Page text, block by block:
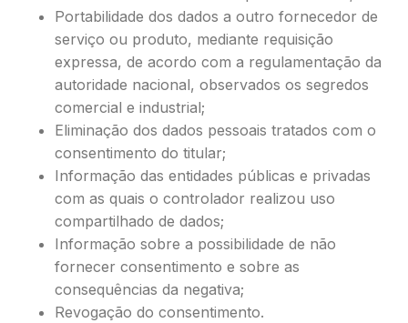
Portabilidade dos dados a outro fornecedor de
serviço ou produto, mediante requisição
expressa, de acordo com a regulamentação da
autoridade nacional, observados os segredos
comercial e industrial;
Eliminação dos dados pessoais tratados com o
consentimento do titular;
Informação das entidades públicas e privadas
com as quais o controlador realizou uso
compartilhado de dados;
Informação sobre a possibilidade de não
fornecer consentimento e sobre as
consequências da negativa;
Revogação do consentimento.